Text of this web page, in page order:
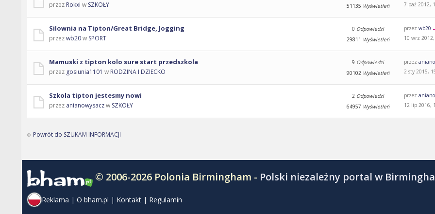
przez Rokxi w SZKOŁY
51135 Wyświetleń
7 paź 2012,
Silownia na Tipton/Great Bridge, Jogging
przezwb20w SPORT
0 Odpowiedzi
29811 Wyświetleń
przezwb20
10 wrz
Mamuski z tipton kolo sure start przedszkola
przez gosiunia1101 w RODZINA I DZIECKO
9 Odpowiedzi
90102 Wyświetleń
przez
2 sty 2015,
Szkola tipton jestesmy nowi
przez anianowysaczw SZKOŁY
2 Odpowiedzi
64957 Wyświetleń
przez
12 lip 2016,
Powrót do SZUKAM INFORMACJI
© 2006-2026 Polonia Birmingham - Polski niezależny portal w
Reklama | O bham.pl | Kontakt | Regulamin